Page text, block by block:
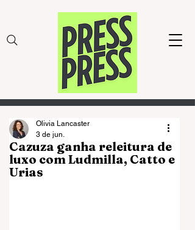
Cazuza ganha releitura de
luxo com Ludmilla, Catto e
Urias
Olivia Lancaster
3 de jun.